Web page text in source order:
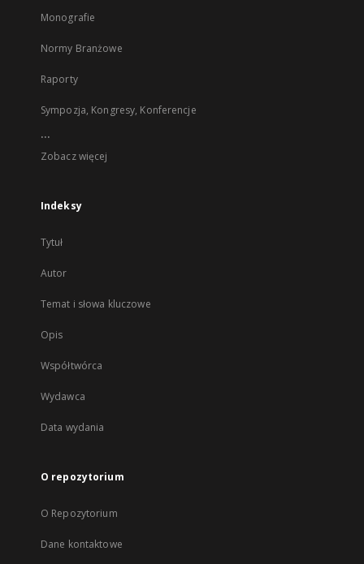
Monografie
Normy Branżowe
Raporty
Sympozja, Kongresy, Konferencje
...
Zobacz więcej
Indeksy
Tytuł
Autor
Temat i słowa kluczowe
Opis
Współtwórca
Wydawca
Data wydania
O repozytorium
O Repozytorium
Dane kontaktowe